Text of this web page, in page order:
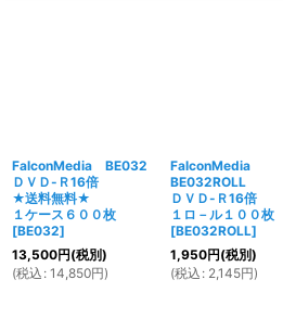
FalconMedia BE032
ＤＶＤ-Ｒ16倍
★送料無料★
１ケース６００枚
[BE032]
13,500円(税別)
(税込 : 14,850円)
FalconMedia
BE032ROLL
ＤＶＤ-Ｒ16倍
１ロ－ル１００枚
[BE032ROLL]
1,950円(税別)
(税込 : 2,145円)